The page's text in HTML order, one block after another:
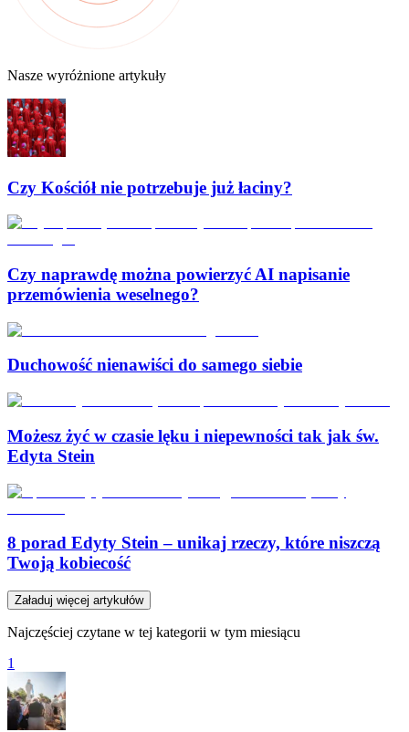
Nasze wyróżnione artykuły
Czy Kościół nie potrzebuje już łaciny?
Czy naprawdę można powierzyć AI napisanie
przemówienia weselnego?
Duchowość nienawiści do samego siebie
Możesz żyć w czasie lęku i niepewności tak jak św.
Edyta Stein
8 porad Edyty Stein – unikaj rzeczy, które niszczą
Twoją kobiecość
Załaduj więcej artykułów
Najczęściej czytane w tej kategorii w tym miesiącu
1